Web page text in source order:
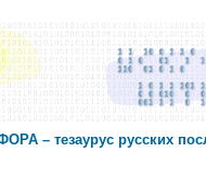
– тезаурус русских